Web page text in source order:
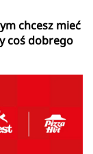
chcesz mieć
coś dobrego